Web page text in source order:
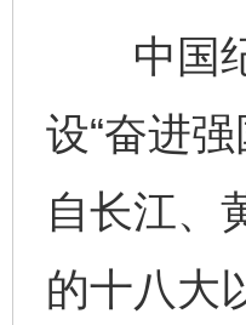
中国纪
设“奋进
自长江、
的十八大